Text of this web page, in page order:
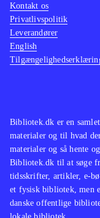
Bibliotek.dk er en
materialer og til hvad
materialer og så hente
Bibliotek.dk til at søge
tidsskrifter, artikler, e-
et fysisk bibliotek, men
danske offentlige
Kontakt os
Privatlivspolitik
Leverandører
English